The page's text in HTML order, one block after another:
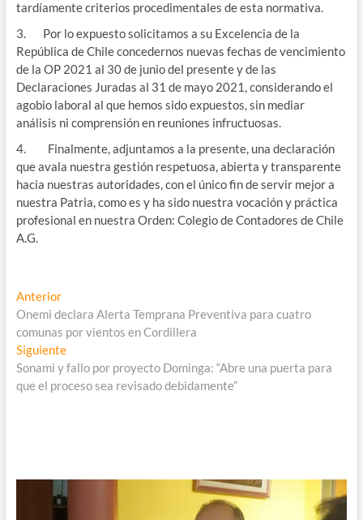
tardíamente criterios procedimentales de esta normativa.
3. Por lo expuesto solicitamos a su Excelencia de la
República de Chile concedernos nuevas fechas de vencimiento
de la OP 2021 al 30 de junio del presente y de las
Declaraciones Juradas al 31 de mayo 2021, considerando el
agobio laboral al que hemos sido expuestos, sin mediar
análisis ni comprensión en reuniones infructuosas.
4. Finalmente, adjuntamos a la presente, una declaración
que avala nuestra gestión respetuosa, abierta y transparente
hacia nuestras autoridades, con el único fin de servir mejor a
nuestra Patria, como es y ha sido nuestra vocación y práctica
profesional en nuestra Orden: Colegio de Contadores de Chile
A.G.
Navegación
de
entradas
AnteriorEntrada
anterior:
Onemi declara Alerta Temprana Preventiva para cuatro
comunas por vientos en Cordillera
SiguienteEntrada
siguiente:
Sonami y fallo por proyecto Dominga: “Abre una puerta para
que el proceso sea revisado debidamente”